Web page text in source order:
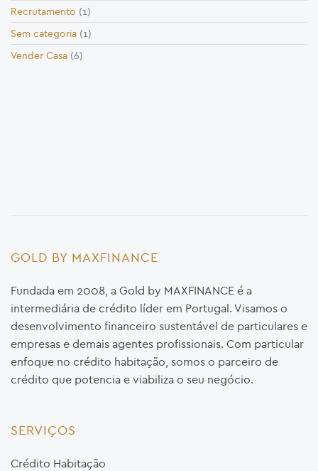
Recrutamento (1)
Sem categoria (1)
Vender Casa (6)
GOLD BY MAXFINANCE
Fundada em 2008, a Gold by MAXFINANCE é a
intermediária de crédito líder em Portugal. Visamos o
desenvolvimento financeiro sustentável de particulares e
empresas e demais agentes profissionais. Com particular
enfoque no crédito habitação, somos o parceiro de
crédito que potencia e viabiliza o seu negócio.
SERVIÇOS
Crédito Habitação